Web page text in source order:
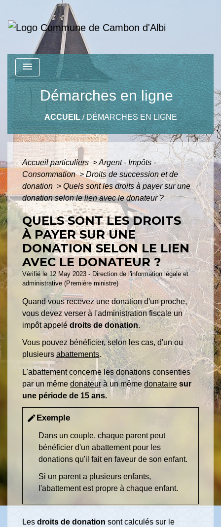
menu
Démarches en ligne
ACCUEIL/DÉMARCHES EN LIGNE
Accueil particuliers >Argent - Impôts -
Consommation> Droits de succession et de
donation > Quels sont les droits à payer sur une
donation selon le lien avec le donateur ?
QUELS SONT LES DROITS
À PAYER SUR UNE
DONATION SELON LE LIEN
AVEC LE DONATEUR ?
Vérifié le 12 May 2023 - Direction de l'information légale et
administrative (Première ministre)
Quand vous recevez une donation d'un proche,
vous devez verser à l'administration fiscale un
impôt appelédroits de donation.
Vous pouvez bénéficier, selon les cas, d'un ou
plusieurs abattements.
L'abattement concerne les donations consenties
par un même donateurà un même donataire sur
une période de 15 ans.
editExemple
Dans un couple, chaque parent peut
bénéficier d'un abattement pour les
donations qu'il fait en faveur de son enfant.
Si un parent a plusieurs enfants,
l'abattement est propre à chaque enfant.
Les droits de donation sont calculés sur le